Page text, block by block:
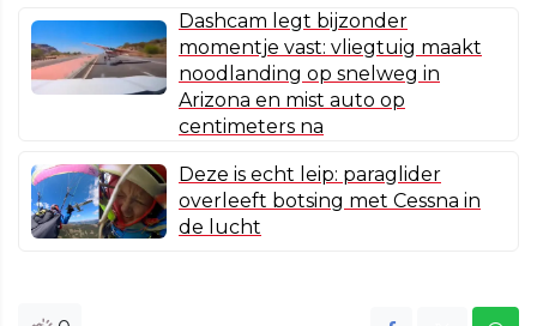
Dashcam legt bijzonder
momentje vast: vliegtuig maakt
noodlanding op snelweg in
Arizona en mist auto op
centimeters na
Deze is echt leip: paraglider
overleeft botsing met Cessna in
de lucht